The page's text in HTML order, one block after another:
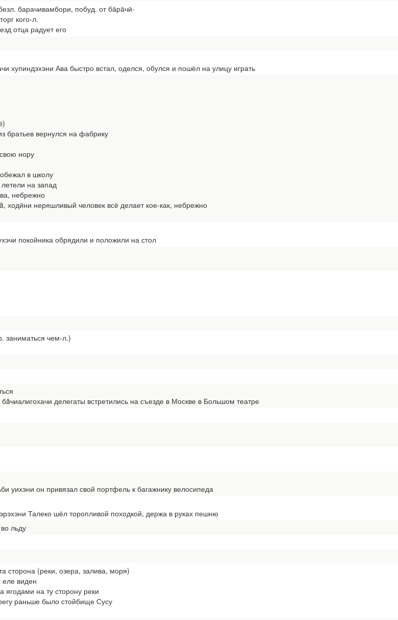
барачивамбори, побуд. от ба̄ра̄чӣ-
кого-л.
отца радует его
хупиндэхэни Ава быстро встал, оделся, обулся и пошёл на улицу играть
братьев вернулся на фабрику
нору
в школу
на запад
небрежно
ходӣни неряшливый человек всё делает кое-как, небрежно
покойника обрядили и положили на стол
заниматься чем-л.)
делегаты встретились на съезде в Москве в Большом театре
уихэни он привязал свой портфель к багажнику велосипеда
Талеко шёл торопливой походкой, держа в руках пешню
льду
сторона (реки, озера, залива, моря)
виден
ягодами на ту сторону реки
раньше было стойбище Сусу